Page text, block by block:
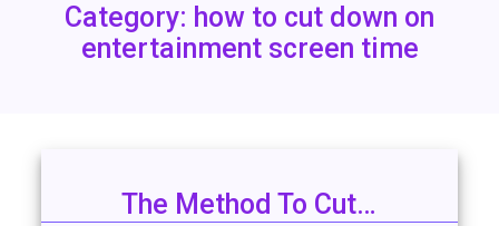
Category: how to cut down on
entertainment screen time
The Method To Cut…